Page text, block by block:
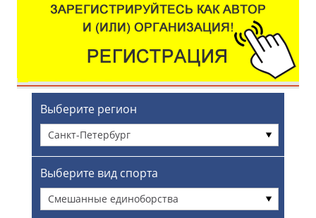
Выберите регион
Санкт-Петербург
Выберите вид спорта
Смешанные единоборства